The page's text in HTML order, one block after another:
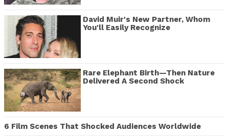
David Muir's New Partner, Whom
You'll Easily Recognize
Rare Elephant Birth—Then Nature
Delivered A Second Shock
6 Film Scenes That Shocked Audiences Worldwide